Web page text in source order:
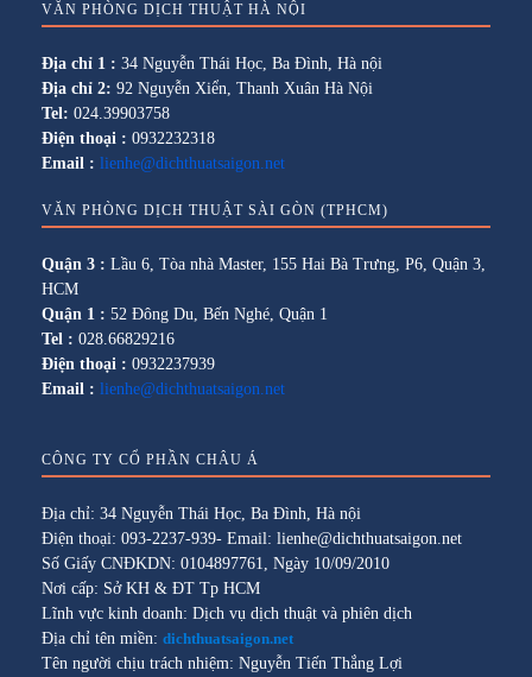
VĂN PHÒNG DỊCH THUẬT HÀ NỘI
Địa chỉ 1 : 34 Nguyễn Thái Học, Ba Đình, Hà nội
Địa chỉ 2: 92 Nguyễn Xiển, Thanh Xuân Hà Nội
Tel: 024.39903758
Điện thoại : 0932232318
Email : lienhe@dichthuatsaigon.net
VĂN PHÒNG DỊCH THUẬT SÀI GÒN (TPHCM)
Quận 3 : Lầu 6, Tòa nhà Master, 155 Hai Bà Trưng, P6, Quận 3,
HCM
Quận 1 : 52 Đông Du, Bến Nghé, Quận 1
Tel : 028.66829216
Điện thoại : 0932237939
Email : lienhe@dichthuatsaigon.net
CÔNG TY CỔ PHẦN CHÂU Á
Địa chỉ: 34 Nguyễn Thái Học, Ba Đình, Hà nội
Điện thoại: 093-2237-939- Email: lienhe@dichthuatsaigon.net
Số Giấy CNĐKDN: 0104897761, Ngày 10/09/2010
Nơi cấp: Sở KH & ĐT Tp HCM
Lĩnh vực kinh doanh: Dịch vụ dịch thuật và phiên dịch
Địa chỉ tên miền: dichthuatsaigon.net
Tên người chịu trách nhiệm: Nguyễn Tiến Thắng Lợi